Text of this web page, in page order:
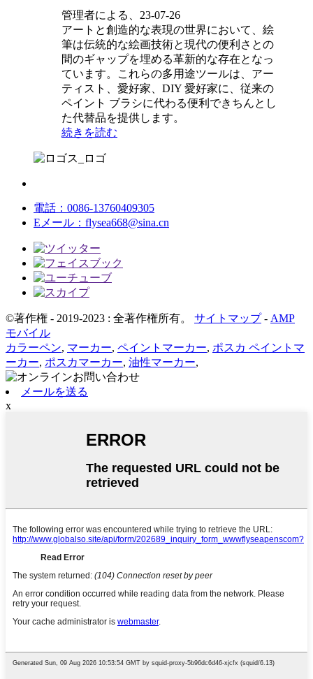
管理者による、23-07-26
アートと創造的な表現の世界において、絵
筆は伝統的な絵画技術と現代の便利さとの
間のギャップを埋める革新的な存在となっ
ています。これらの多用途ツールは、アー
ティスト、愛好家、DIY 愛好家に、従来の
ペイント ブラシに代わる便利できちんとし
た代替品を提供します。
続きを読む
電話： 0086-13760409305
Eメール： flysea668@sina.cn
©著作権 - 2019-2023 : 全著作権所有。 サイトマップ- AMP
モバイル
カラーペン, マーカー, ペイントマーカー, ポスカ ペイントマ
ーカー, ポスカマーカー, 油性マーカー,
メールを送る
x